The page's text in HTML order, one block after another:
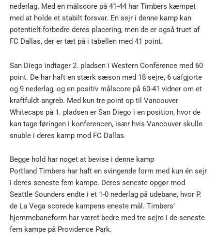
nederlag. Med en målscore på 41-44 har Timbers kæmpet
med at holde et stabilt forsvar. En sejr i denne kamp kan
potentielt forbedre deres placering, men de er også truet af
FC Dallas, der er tæt på i tabellen med 41 point.
San Diego indtager 2. pladsen i Western Conference med 60
point. De har haft en stærk sæson med 18 sejre, 6 uafgjorte
og 9 nederlag, og en positiv målscore på 60-41 vidner om et
kraftfuldt angreb. Med kun tre point op til Vancouver
Whitecaps på 1. pladsen er San Diego i en position, hvor de
kan tage føringen i konferencen, især hvis Vancouver skulle
snuble i deres kamp mod FC Dallas.
Begge hold har noget at bevise i denne kamp
Portland Timbers har haft en svingende form med kun én sejr
i deres seneste fem kampe. Deres seneste opgør mod
Seattle Sounders endte i et 1-0 nederlag på udebane, hvor P.
de La Vega scorede kampens eneste mål. Timbers’
hjemmebaneform har været bedre med tre sejre i de seneste
fem kampe på Providence Park.